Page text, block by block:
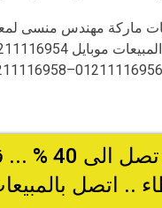
ماركة مهندس منسى
خصومات تصل
.. اتصل